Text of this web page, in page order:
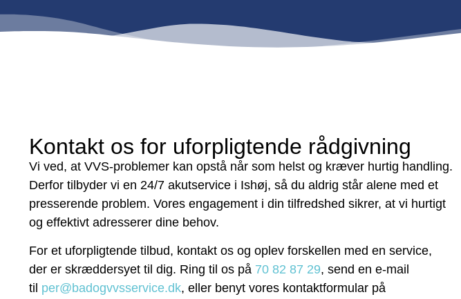
Kontakt os for uforpligtende rådgivning
Vi ved, at VVS-problemer kan opstå når som helst og kræver hurtig handling.
Derfor tilbyder vi en 24/7 akutservice i Ishøj, så du aldrig står alene med et
presserende problem. Vores engagement i din tilfredshed sikrer, at vi hurtigt
og effektivt adresserer dine behov.
For et uforpligtende tilbud, kontakt os og oplev forskellen med en service,
der er skræddersyet til dig. Ring til os på 70 82 87 29, send en e-mail
til per@badogvvsservice.dk, eller benyt vores kontaktformular på